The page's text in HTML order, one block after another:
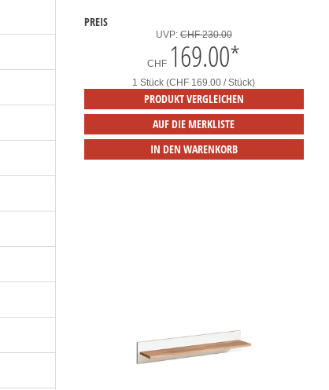
PREIS
UVP: CHF 230.00
CHF 169.00*
1 Stück (CHF 169.00 / Stück)
PRODUKT VERGLEICHEN
AUF DIE MERKLISTE
IN DEN WARENKORB